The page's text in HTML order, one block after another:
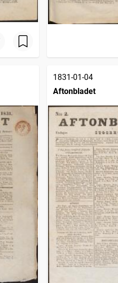
1831-01-04
Aftonbladet